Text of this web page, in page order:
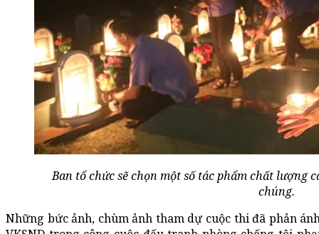
Ban tổ chức sẽ chọn một số tác phẩm chất lượng
chúng.
Những bức ảnh, chùm ảnh tham dự cuộc thi đã phản